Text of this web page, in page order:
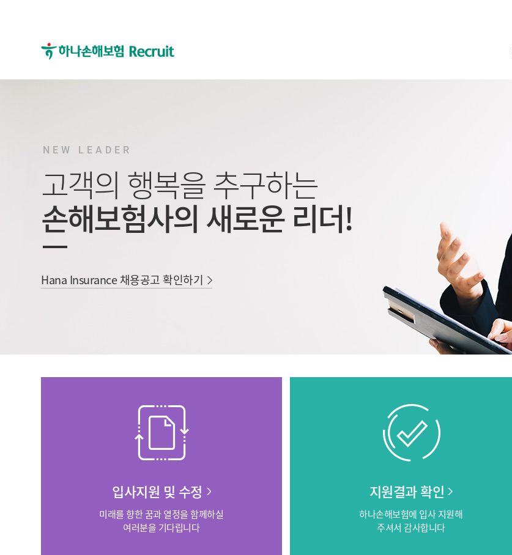
NEW LEADER
고객의 행복을 추구하는
손해보험사의 새로운 리더!
Hana Insurance 채용공고 확인하기
입사지원 및 수정
미래를 향한 꿈과 열정을 함께하실
여러분을 기다립니다
지원결과 확인
하나손해보험에 입사 지원해
주셔서 감사합니다